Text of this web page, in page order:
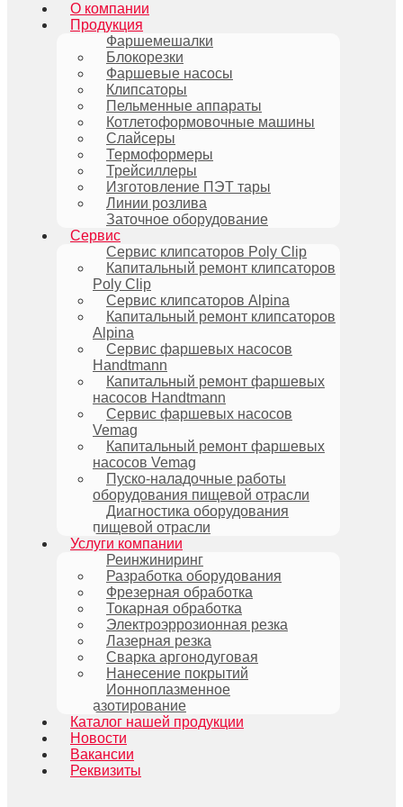
О компании
Продукция
Фаршемешалки
Блокорезки
Фаршевые насосы
Клипсаторы
Пельменные аппараты
Котлетоформовочные машины
Слайсеры
Термоформеры
Трейсиллеры
Изготовление ПЭТ тары
Линии розлива
Заточное оборудование
Сервис
Сервис клипсаторов Poly Clip
Капитальный ремонт клипсаторов
Poly Clip
Сервис клипсаторов Alpina
Капитальный ремонт клипсаторов
Alpina
Сервис фаршевых насосов
Handtmann
Капитальный ремонт фаршевых
насосов Handtmann
Сервис фаршевых насосов
Vemag
Капитальный ремонт фаршевых
насосов Vemag
Пуско-наладочные работы
оборудования пищевой отрасли
Диагностика оборудования
пищевой отрасли
Услуги компании
Реинжиниринг
Разработка оборудования
Фрезерная обработка
Токарная обработка
Электроэррозионная резка
Лазерная резка
Сварка аргонодуговая
Нанесение покрытий
Ионноплазменное
азотирование
Каталог нашей продукции
Новости
Вакансии
Реквизиты